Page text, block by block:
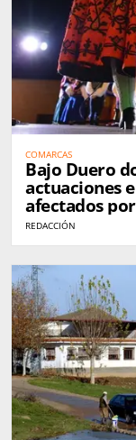
COMARCAS
Bajo Duero
actuaciones
afectados
REDACCIÓN